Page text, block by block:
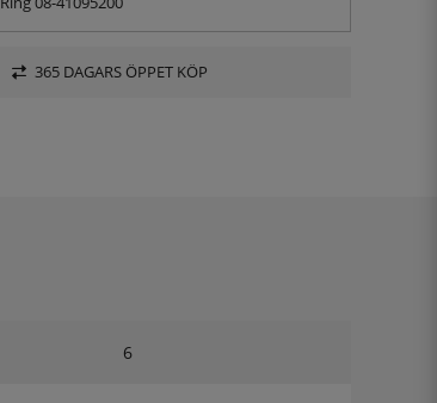
365 DAGARS ÖPPET KÖP
6